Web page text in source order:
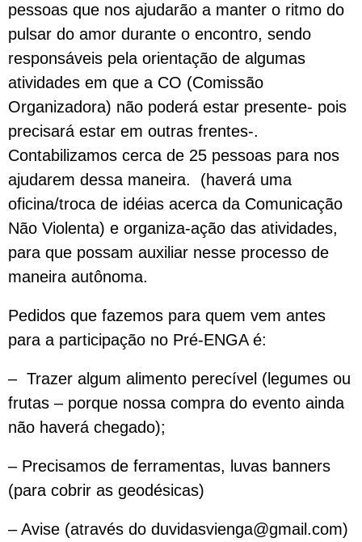
pessoas que nos ajudarão a manter o ritmo do
pulsar do amor durante o encontro, sendo
responsáveis pela orientação de algumas
atividades em que a CO (Comissão
Organizadora) não poderá estar presente- pois
precisará estar em outras frentes-.
Contabilizamos cerca de 25 pessoas para nos
ajudarem dessa maneira. (haverá uma
oficina/troca de idéias acerca da Comunicação
Não Violenta) e organiza-ação das atividades,
para que possam auxiliar nesse processo de
maneira autônoma.
Pedidos que fazemos para quem vem antes
para a participação no Pré-ENGA é:
– Trazer algum alimento perecível (legumes ou
frutas – porque nossa compra do evento ainda
não haverá chegado);
– Precisamos de ferramentas, luvas banners
(para cobrir as geodésicas)
– Avise (através do duvidasvienga@gmail.com)